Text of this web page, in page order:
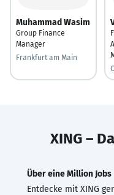
Muhammad Wasim
Group Finance
Manager
Frankfurt am Main
XING –
Über eine Million Jobs
Entdecke mit XING